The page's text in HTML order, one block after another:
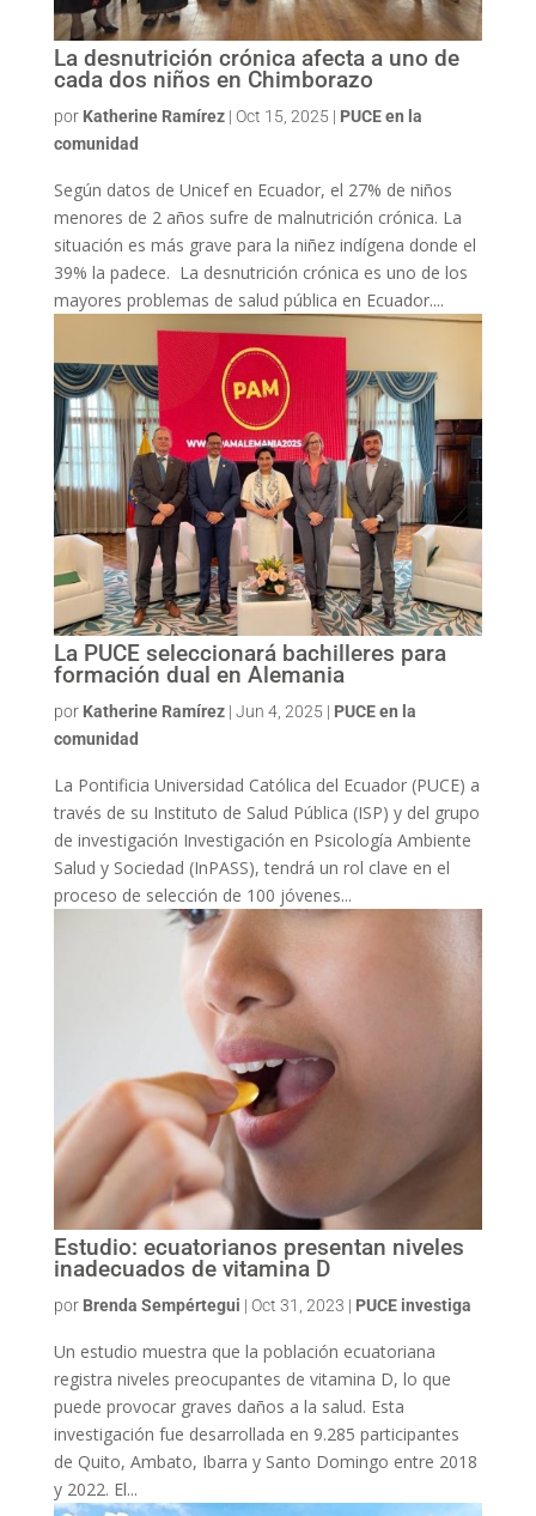
La desnutrición crónica afecta a uno de
cada dos niños en Chimborazo
por Katherine Ramírez| Oct 15, 2025 | PUCE en la
comunidad
Según datos de Unicef en Ecuador, el 27% de niños
menores de 2 años sufre de malnutrición crónica. La
situación es más grave para la niñez indígena donde el
39% la padece. La desnutrición crónica es uno de los
mayores problemas de salud pública en Ecuador....
La PUCE seleccionará bachilleres para
formación dual en Alemania
por Katherine Ramírez| Jun 4, 2025 | PUCE en la
comunidad
La Pontificia Universidad Católica del Ecuador (PUCE) a
través de su Instituto de Salud Pública (ISP) y del grupo
de investigación Investigación en Psicología Ambiente
Salud y Sociedad (InPASS), tendrá un rol clave en el
proceso de selección de 100 jóvenes...
Estudio: ecuatorianos presentan niveles
inadecuados de vitamina D
por Brenda Sempértegui | Oct 31, 2023 | PUCE investiga
Un estudio muestra que la población ecuatoriana
registra niveles preocupantes de vitamina D, lo que
puede provocar graves daños a la salud. Esta
investigación fue desarrollada en 9.285 participantes
de Quito, Ambato, Ibarra y Santo Domingo entre 2018
y 2022. El...